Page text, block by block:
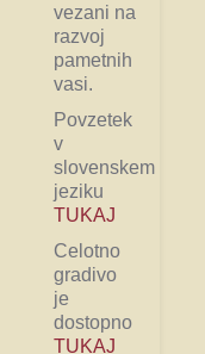
vezani na
razvoj
pametnih
vasi.
Povzetek
v
slovenskem
jeziku
TUKAJ
Celotno
gradivo
je
dostopno
TUKAJ